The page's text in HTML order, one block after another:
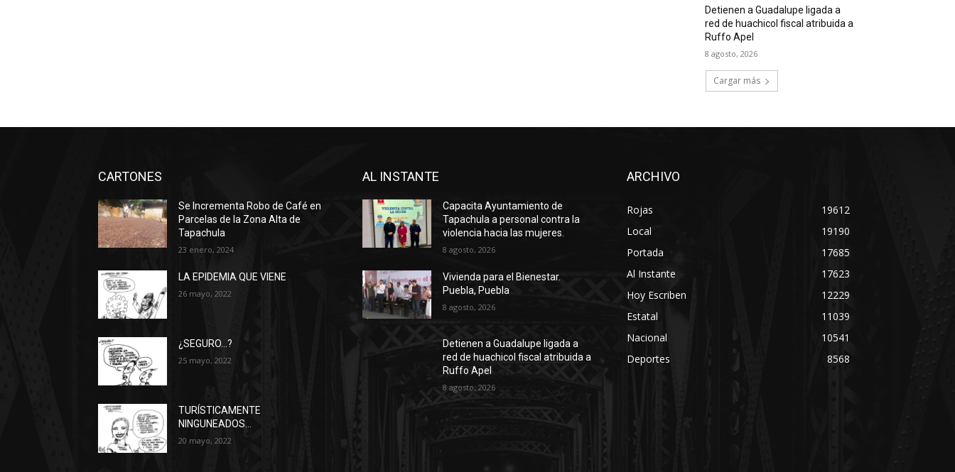
Detienen a Guadalupe ligada a
red de huachicol fiscal atribuida a
Ruffo Apel
8 agosto, 2026
Cargar más
CARTONES
Se Incrementa Robo de Café en
Parcelas de la Zona Alta de
Tapachula
23 enero, 2024
LA EPIDEMIA QUE VIENE
26 mayo, 2022
¿SEGURO…?
25 mayo, 2022
TURÍSTICAMENTE
NINGUNEADOS…
20 mayo, 2022
AL INSTANTE
Capacita Ayuntamiento de
Tapachula a personal contra la
violencia hacia las mujeres.
8 agosto, 2026
Vivienda para el Bienestar.
Puebla, Puebla
8 agosto, 2026
Detienen a Guadalupe ligada a
red de huachicol fiscal atribuida a
Ruffo Apel
8 agosto, 2026
ARCHIVO
Rojas
19612
Local
19190
Portada
17685
Al Instante
17623
Hoy Escriben
12229
Estatal
11039
Nacional
10541
Deportes
8568